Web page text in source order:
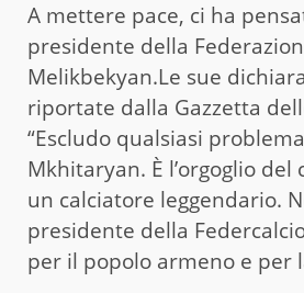
A mettere pace, ci ha
presidente della
Melikbekyan.Le sue
riportate dalla Gazzetta
“Escludo qualsiasi
Mkhitaryan. È l’orgoglio del
un calciatore leggendario.
presidente della
per il popolo armeno e per